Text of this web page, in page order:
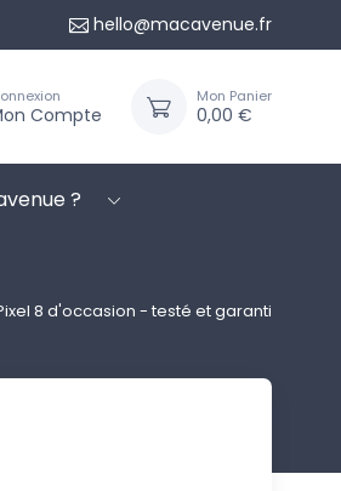
hello@macavenue.fr
Compte
Mon Panier
0,00 €
?
8 d'occasion - testé et garanti